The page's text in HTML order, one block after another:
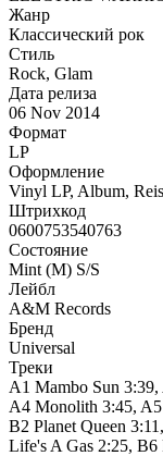
Жанр
Классический рок
Стиль
Rock, Glam
Дата релиза
06 Nov 2014
Формат
LP
Оформление
Vinyl LP, Album,
Штрихкод
0600753540763
Состояние
Mint (M) S/S
Лейбл
A&M Records
Бренд
Universal
Треки
A1 Mambo Sun 3:39,
A4 Monolith 3:45,
B2 Planet Queen
Life's A Gas 2:25,